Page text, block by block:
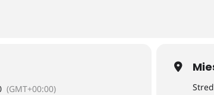
(GMT+00:00)